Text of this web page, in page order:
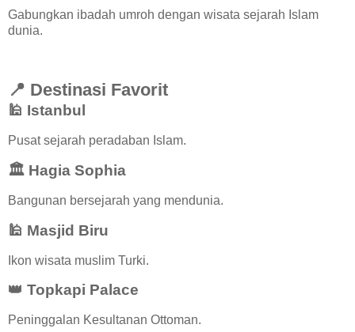
Gabungkan ibadah umroh dengan wisata sejarah Islam
dunia.
📍 Destinasi Favorit
🕌 Istanbul
Pusat sejarah peradaban Islam.
🏛️ Hagia Sophia
Bangunan bersejarah yang mendunia.
🕌 Masjid Biru
Ikon wisata muslim Turki.
👑 Topkapi Palace
Peninggalan Kesultanan Ottoman.